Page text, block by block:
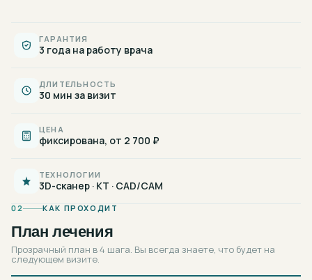
ГАРАНТИЯ
3 года на работу врача
ДЛИТЕЛЬНОСТЬ
30 мин за визит
ЦЕНА
фиксирована, от 2 700 ₽
ТЕХНОЛОГИИ
3D-сканер · КТ · CAD/CAM
02 КАК ПРОХОДИТ
План лечения
Прозрачный план в 4 шага. Вы всегда знаете, что будет на
следующем визите.